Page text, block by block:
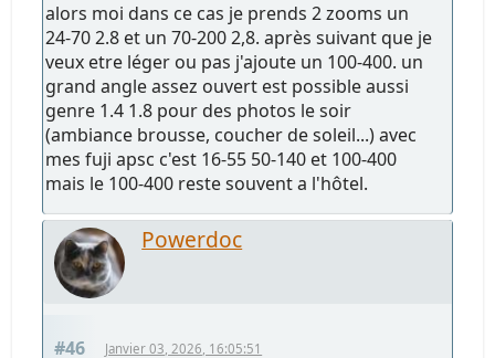
alors moi dans ce cas je prends 2 zooms un
24-70 2.8 et un 70-200 2,8. après suivant que je
veux etre léger ou pas j'ajoute un 100-400. un
grand angle assez ouvert est possible aussi
genre 1.4 1.8 pour des photos le soir
(ambiance brousse, coucher de soleil...) avec
mes fuji apsc c'est 16-55 50-140 et 100-400
mais le 100-400 reste souvent a l'hôtel.
Powerdoc
#46 Janvier 03, 2026, 16:05:51